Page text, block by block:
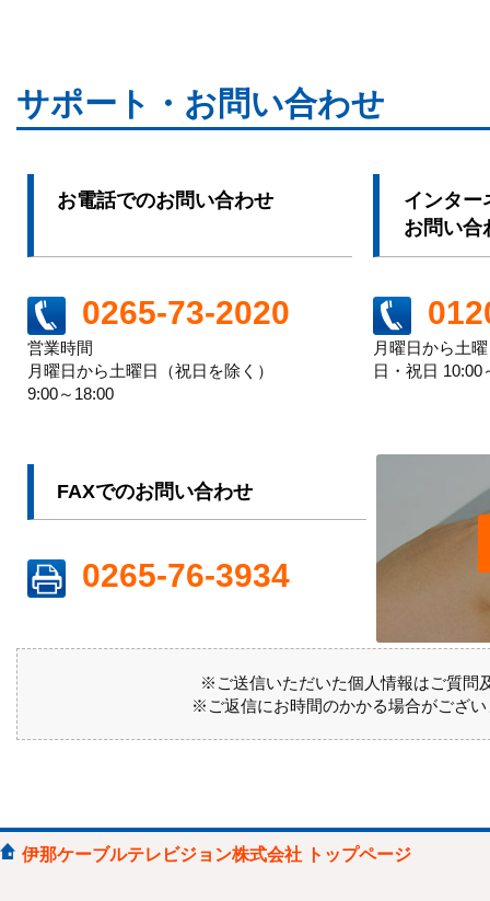
サポート・お問い合わせ
お電話でのお問い合わせ
0265-73-2020
営業時間
月曜日から土曜日（祝日を除く）
9:00～18:00
インター
お問い合
月曜日から土
日・祝日 10:00
FAXでのお問い合わせ
0265-76-3934
※ご送信いただいた個人情報はご質問
※ご返信にお時間のかかる場合がござ
伊那ケーブルテレビジョン株式会社 トップページ